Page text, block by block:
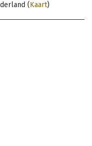
(Kaart)